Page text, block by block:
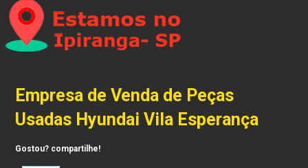
Empresa de Venda de Peças
Usadas Hyundai Vila Esperança
Gostou? compartilhe!